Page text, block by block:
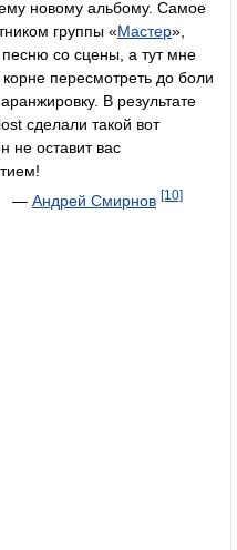
новому альбому. Самое
группы «Мастер»,
со сцены, а тут мне
пересмотреть до боли
В результате
сделали такой вот
не оставит вас
— Андрей Смирнов [10]